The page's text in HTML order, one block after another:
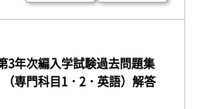
年次編入学試験過去問題集
専門科目1・2・英語）解答